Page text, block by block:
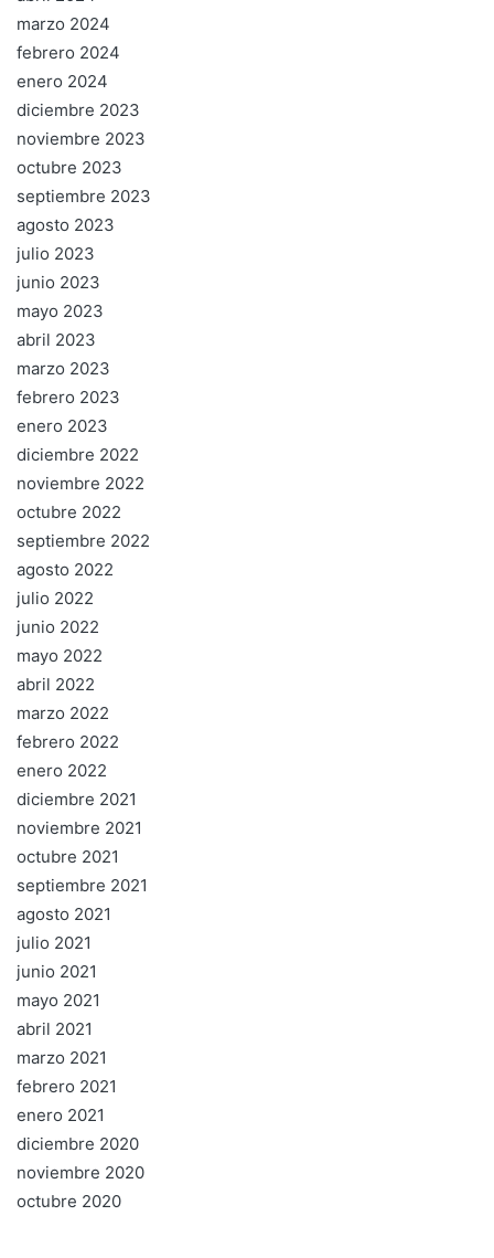
marzo 2024
febrero 2024
enero 2024
diciembre 2023
noviembre 2023
octubre 2023
septiembre 2023
agosto 2023
julio 2023
junio 2023
mayo 2023
abril 2023
marzo 2023
febrero 2023
enero 2023
diciembre 2022
noviembre 2022
octubre 2022
septiembre 2022
agosto 2022
julio 2022
junio 2022
mayo 2022
abril 2022
marzo 2022
febrero 2022
enero 2022
diciembre 2021
noviembre 2021
octubre 2021
septiembre 2021
agosto 2021
julio 2021
junio 2021
mayo 2021
abril 2021
marzo 2021
febrero 2021
enero 2021
diciembre 2020
noviembre 2020
octubre 2020